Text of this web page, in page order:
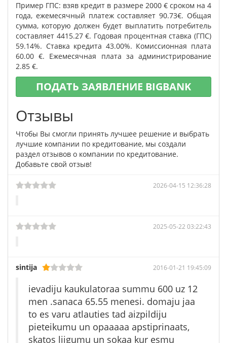
Пример ГПС: взяв кредит в размере 2000 € сроком на 4
года, ежемесячный платеж составляет 90.73€. Общая
сумма, которую должен будет выплатить потребитель
составляет 4415.27 €. Годовая процентная ставка (ГПС)
59.14%. Ставка кредита 43.00%. Комиссионная плата
60.00 €. Ежемесячная плата за администрирование
2.85 €.
ПОДАТЬ ЗАЯВЛЕНИЕ BIGBANK
Отзывы
Чтобы Вы смогли принять лучшее решение и выбрать
лучшие компании по кредитование, мы создали
раздел отзывов о компании по кредитование.
Добавьте свой отзыв!
2026-04-15 12:36:28
2025-05-22 03:22:43
sintija 2016-01-21 19:45:09
ievadiju kaukulatoraa summu 600 uz 12
men .sanaca 65.55 menesi. domaju jaa
to es varu atlauties tad aizpildiju
pieteikumu un opaaaaa apstiprinaats,
skatos liigumu un sokaa kur esmu